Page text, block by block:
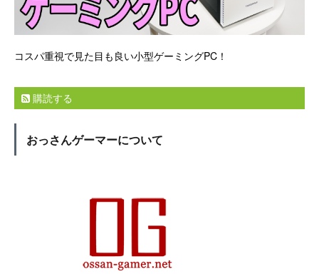
コスパ重視で見た目も良い小型ゲーミングPC！
購読する
おっさんゲーマーについて